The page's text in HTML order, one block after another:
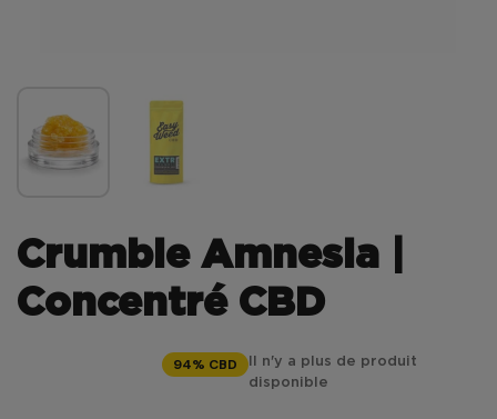
Crumble Amnesia |
Concentré CBD
94% CBD
Il n'y a plus de produit
disponible